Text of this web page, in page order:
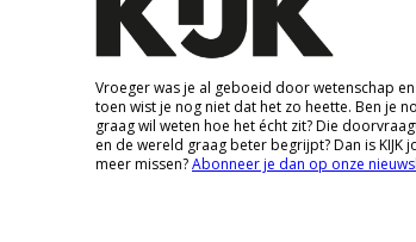
Vroeger was je al geboeid door wetenschap
toen wist je nog niet dat het zo heette. Ben je
graag wil weten hoe het écht zit? Die
en de wereld graag beter begrijpt? Dan is KIJK
meer missen?Abonneer je dan op onze